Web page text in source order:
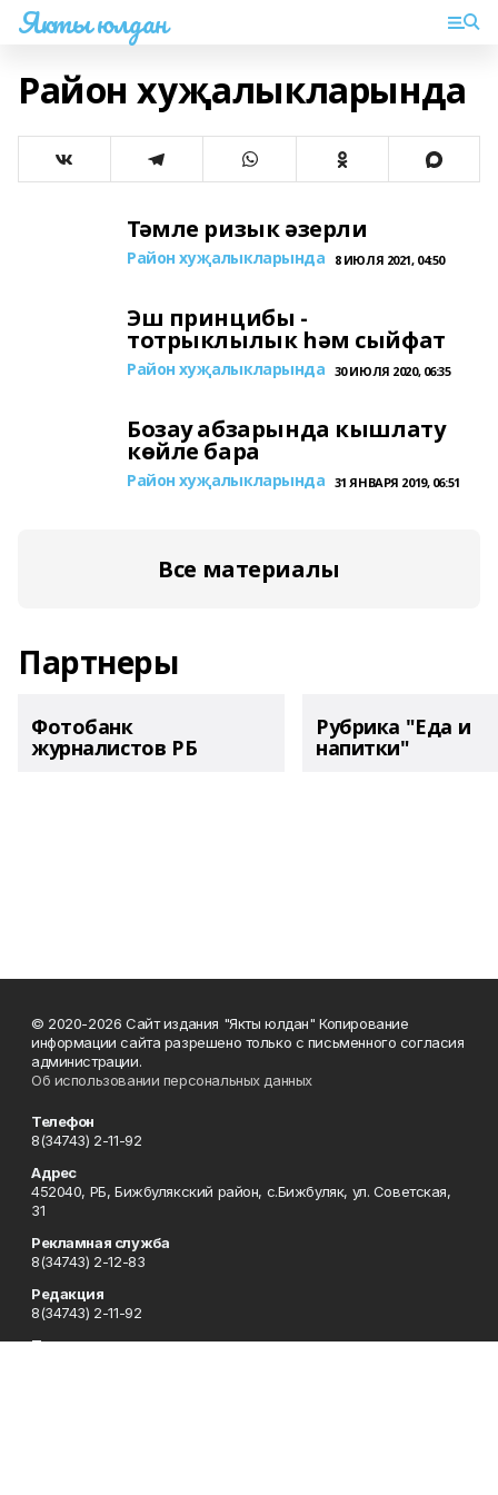
Якты юлдан
Район хуҗалыкларында
Тәмле ризык әзерли
Район хуҗалыкларында 8 ИЮЛЯ 2021, 04:50
Эш принцибы -
тотрыклылык һәм сыйфат
Район хуҗалыкларында 30 ИЮЛЯ 2020, 06:35
Бозау абзарында кышлату
көйле бара
Район хуҗалыкларында 31 ЯНВАРЯ 2019, 06:51
Все материалы
Партнеры
Фотобанк
журналистов РБ
Рубрика "Еда и
напитки"
© 2020-2026 Сайт издания "Якты юлдан" Копирование
информации сайта разрешено только с письменного согласия
администрации.
Об использовании персональных данных
Телефон
8(34743) 2-11-92
Адрес
452040, РБ, Бижбулякский район, с.Бижбуляк, ул. Советская,
31
Рекламная служба
8(34743) 2-12-83
Редакция
8(34743) 2-11-92
Приемная